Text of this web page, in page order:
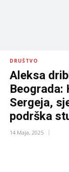
DRUŠTVO
Aleksa
Beograda:
Sergeja,
podrška
14 Maja, 2025